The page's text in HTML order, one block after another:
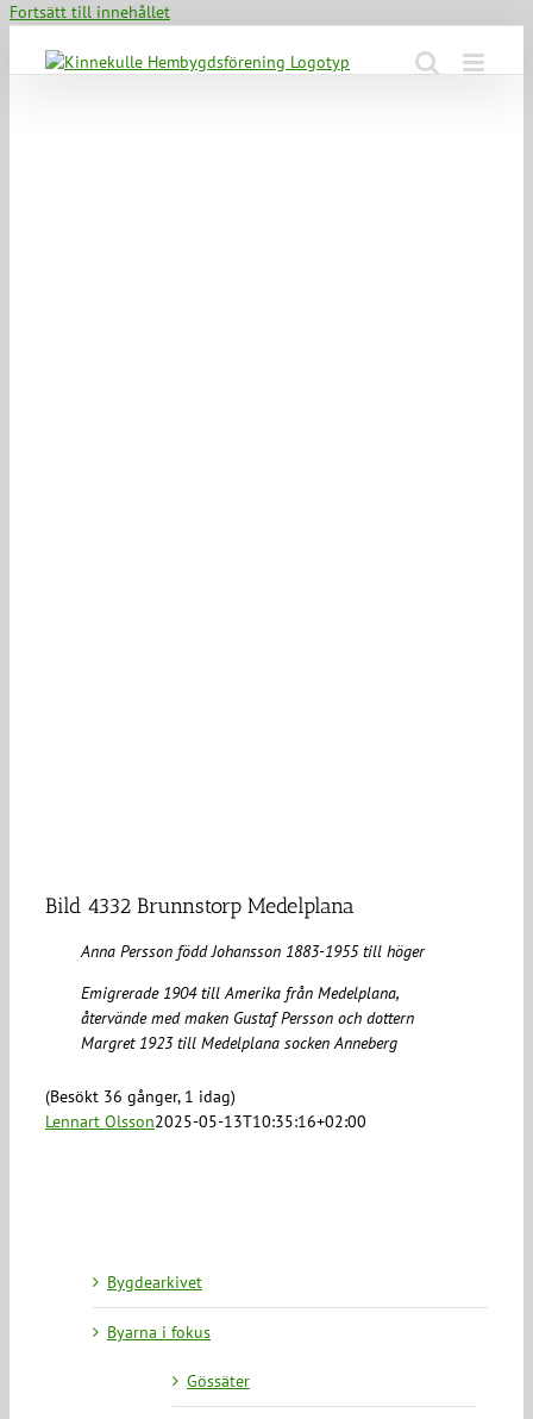
Fortsätt till innehållet
Bild 4332 Brunnstorp Medelplana
Anna Persson född Johansson 1883-1955 till höger
Emigrerade 1904 till Amerika från Medelplana,
återvände med maken Gustaf Persson och dottern
Margret 1923 till Medelplana socken Anneberg
(Besökt 36 gånger, 1 idag)
Lennart Olsson2025-05-13T10:35:16+02:00
Bygdearkivet
Byarna i fokus
Gössäter